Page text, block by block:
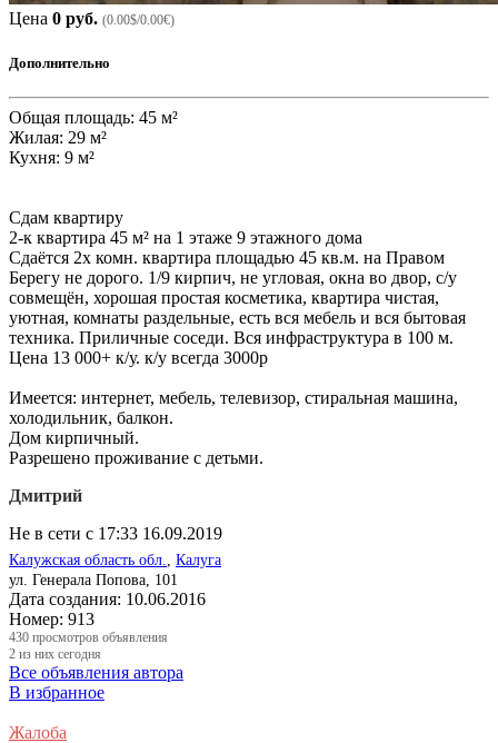
Цена 0 руб. (0.00$/0.00€)
Дополнительно
Общая площадь: 45 м²
Жилая: 29 м²
Кухня: 9 м²
Сдам квартиру
2-к квартира 45 м² на 1 этаже 9 этажного дома
Сдаётся 2х комн. квартира площадью 45 кв.м. на Правом
Берегу не дорого. 1/9 кирпич, не угловая, окна во двор, с/у
совмещён, хорошая простая косметика, квартира чистая,
уютная, комнаты раздельные, есть вся мебель и вся бытовая
техника. Приличные соседи. Вся инфраструктура в 100 м.
Цена 13 000+ к/у. к/у всегда 3000р
Имеется: интернет, мебель, телевизор, стиральная машина,
холодильник, балкон.
Дом кирпичный.
Разрешено проживание с детьми.
Дмитрий
Не в сети с 17:33 16.09.2019
Калужская область обл.
Калуга
ул. Генерала Попова, 101
Дата создания: 10.06.2016
Номер: 913
430 просмотров объявления
2 из них сегодня
Все объявления автора
В избранное
Жалоба